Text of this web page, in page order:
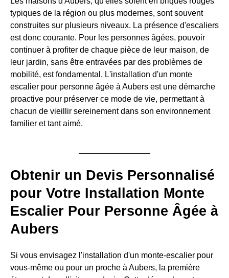
typiques de la région ou plus modernes, sont souvent
construites sur plusieurs niveaux. La présence d'escaliers
est donc courante. Pour les personnes âgées, pouvoir
continuer à profiter de chaque pièce de leur maison, de
leur jardin, sans être entravées par des problèmes de
mobilité, est fondamental. L'installation d'un monte
escalier pour personne âgée à Aubers est une démarche
proactive pour préserver ce mode de vie, permettant à
chacun de vieillir sereinement dans son environnement
familier et tant aimé.
Obtenir un Devis Personnalisé
pour Votre Installation Monte
Escalier Pour Personne Âgée à
Aubers
Si vous envisagez l'installation d'un monte-escalier pour
vous-même ou pour un proche à Aubers, la première